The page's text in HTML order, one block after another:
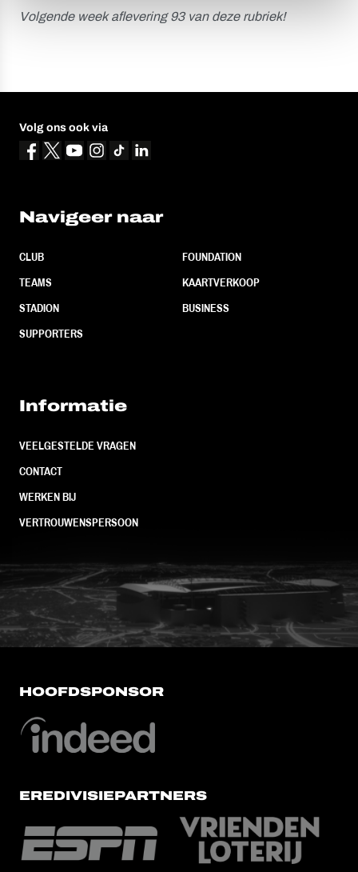
Volgende week aflevering 93 van deze rubriek!
Volg ons ook via
Navigeer naar
CLUB
TEAMS
STADION
SUPPORTERS
FOUNDATION
KAARTVERKOOP
BUSINESS
Informatie
VEELGESTELDE VRAGEN
CONTACT
WERKEN BIJ
VERTROUWENSPERSOON
FC Utrecht<br>vanuit<br>het
HOOFDSPONSOR
EREDIVISIEPARTNERS